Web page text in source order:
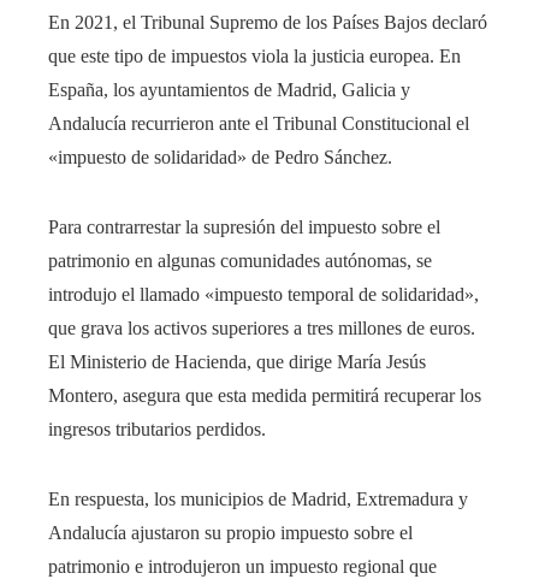
En 2021, el Tribunal Supremo de los Países Bajos declaró
que este tipo de impuestos viola la justicia europea. En
España, los ayuntamientos de Madrid, Galicia y
Andalucía recurrieron ante el Tribunal Constitucional el
«impuesto de solidaridad» de Pedro Sánchez.
Para contrarrestar la supresión del impuesto sobre el
patrimonio en algunas comunidades autónomas, se
introdujo el llamado «impuesto temporal de solidaridad»,
que grava los activos superiores a tres millones de euros.
El Ministerio de Hacienda, que dirige María Jesús
Montero, asegura que esta medida permitirá recuperar los
ingresos tributarios perdidos.
En respuesta, los municipios de Madrid, Extremadura y
Andalucía ajustaron su propio impuesto sobre el
patrimonio e introdujeron un impuesto regional que